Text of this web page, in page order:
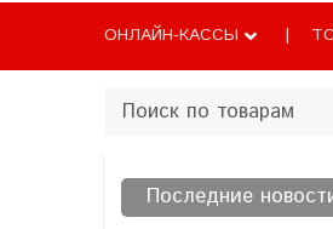
ОНЛАЙН-КАССЫ
Последние